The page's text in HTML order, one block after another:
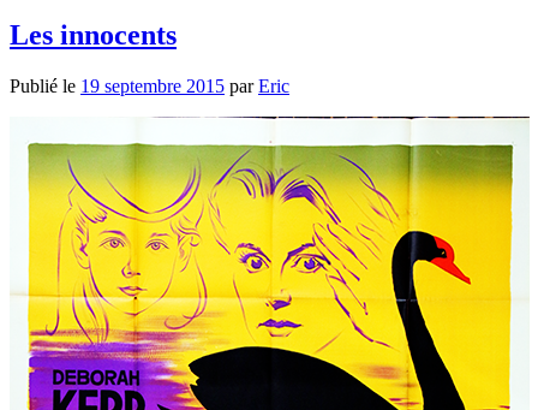
Les innocents
Publié le 19 septembre 2015 parEric